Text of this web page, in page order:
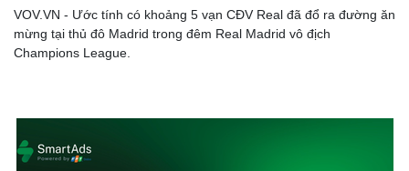
Sức khỏe
Sản phụ khoa
Nhi khoa
Nam khoa
Tình yêu - Gia đình
VOV.VN - Ước tính có khoảng 5 vạn CĐV Real đã đổ ra đường ăn
mừng tại thủ đô Madrid trong đêm Real Madrid vô địch
Champions League.